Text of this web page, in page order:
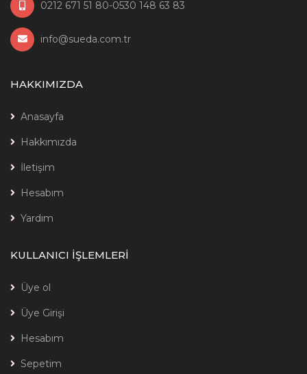
0212 671 51 80-0530 148 63 83
info@sueda.com.tr
HAKKIMIZDA
Anasayfa
Hakkımızda
İletişim
Hesabım
Yardım
KULLANICI İŞLEMLERİ
Üye ol
Üye Girişi
Hesabım
Sepetim